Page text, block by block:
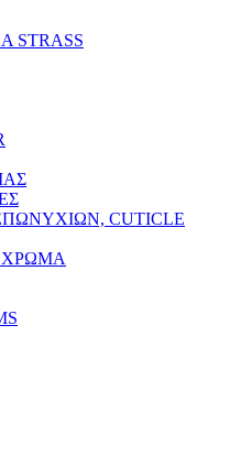
STRASS
CUTICLE
ΧΡΩΜΑ